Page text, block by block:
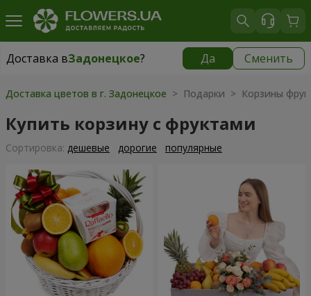
Доставка вЗадонецкое? Да Сменить
Доставка вЗадонецкое|
Доставка цветов в г. Задонецкое > Подарки > Корзины
Купить корзину с фруктами
Cортировка: дешевые дорогие популярные